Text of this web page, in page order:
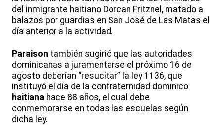
del inmigrante haitiano Dorcan Fritznel, matado a
balazos por guardias en San José de Las Matas el
día anterior a la actividad.
Paraison también sugirió que las autoridades
dominicanas a juramentarse el próximo 16 de
agosto deberían “resucitar” la ley 1136, que
instituyó el día de la confraternidad dominico
haitiana hace 88 años, el cual debe
conmemorarse en todas las escuelas según
dicha ley.